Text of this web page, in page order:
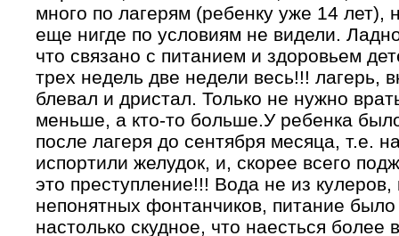
много по лагерям (ребенку уже 14 лет),
еще нигде по условиям не видели.
что связано с питанием и здоровьем
трех недель две недели весь!!! лагерь,
блевал и дристал. Только не нужно
меньше, а кто-то больше.У ребенка
после лагеря до сентября месяца, т.е.
испортили желудок, и, скорее всего
это преступление!!! Вода не из кулеров,
непонятных фонтанчиков, питание
настолько скудное, что наесться